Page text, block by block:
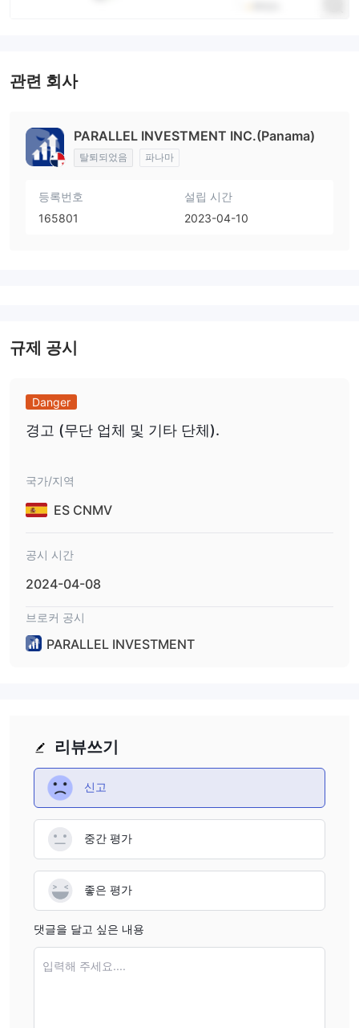
관련 회사
PARALLEL INVESTMENT INC.(Panama)
탈퇴되었음 파나마
등록번호
165801
설립 시간
2023-04-10
규제 공시
Danger
경고 (무단 업체 및 기타 단체).
국가/지역
ES CNMV
공시 시간
2024-04-08
브로커 공시
PARALLEL INVESTMENT
리뷰쓰기
신고
중간 평가
좋은 평가
댓글을 달고 싶은 내용
입력해 주세요....